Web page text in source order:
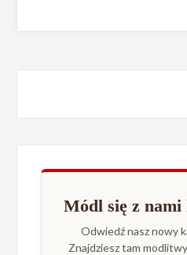
Módl się z nami
Odwiedź nasz nowy
Znajdziesz tam